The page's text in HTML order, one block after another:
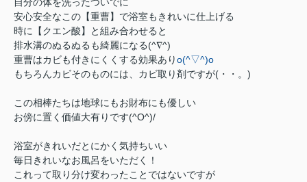
安心安全なこの【重曹】で浴室もきれいに仕上げる
時に【クエン酸】と組み合わせると
排水溝のぬるぬるも綺麗になる(^∇^)
重曹はカビも付きにくくする効果ありo(^▽^)o
もちろんカビそのものには、カビ取り剤ですが(・・。)ゞ
この相棒たちは地球にもお財布にも優しい
お傍に置く価値大有りです(^O^)/
浴室がきれいだとにかく気持ちいい
毎日きれいなお風呂をいただく！
これって取り分け変わったことではないですが